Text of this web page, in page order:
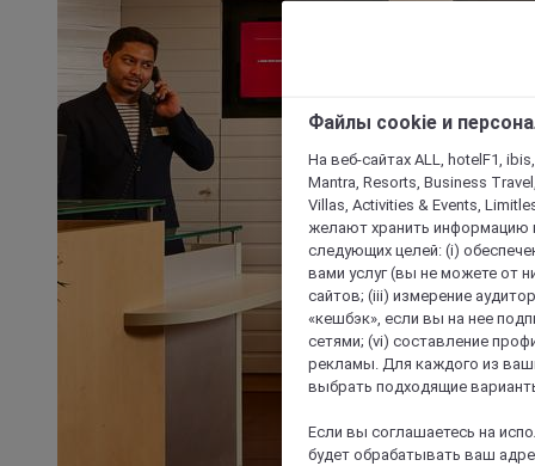
Файлы cookie и
На веб-сайтах ALL, hotelF1,
Mantra, Resorts, Business
Villas, Activities & Events,
желают хранить информацию
следующих целей: (i)
вами услуг (вы не можете от
сайтов; (iii) измерение
«кешбэк», если вы на нее
сетями; (vi) составление
рекламы. Для каждого из
выбрать подходящие
Если вы соглашаетесь на
будет обрабатывать ваш